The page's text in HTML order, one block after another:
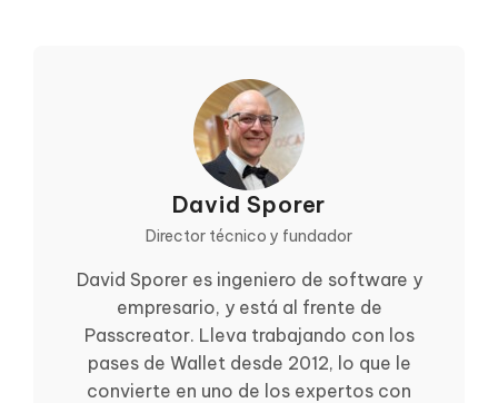
David Sporer
Director técnico y fundador
David Sporer es ingeniero de software y
empresario, y está al frente de
Passcreator. Lleva trabajando con los
pases de Wallet desde 2012, lo que le
convierte en uno de los expertos con